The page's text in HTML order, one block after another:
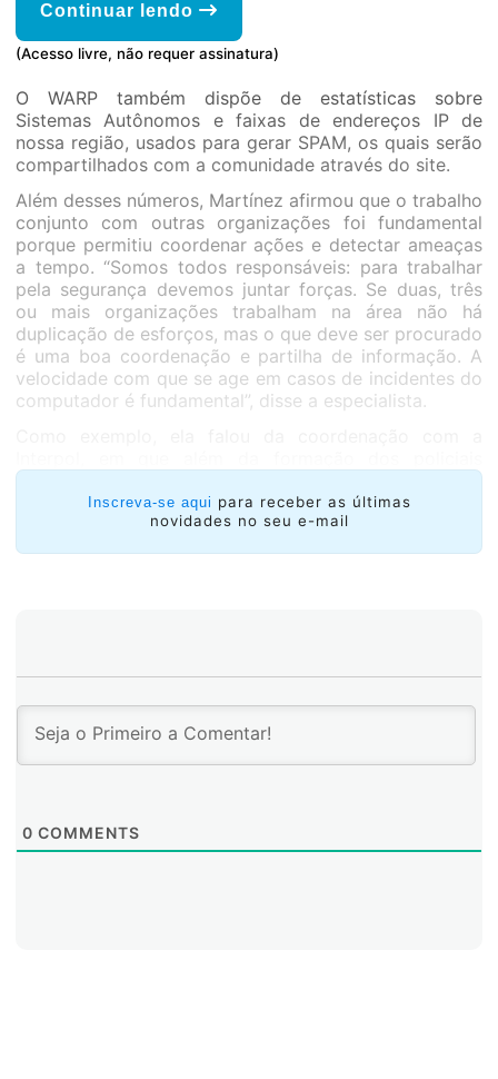
Continuar lendo
(Acesso livre, não requer assinatura)
O WARP também dispõe de estatísticas sobre
Sistemas Autônomos e faixas de endereços IP de
nossa região, usados para gerar SPAM, os quais serão
compartilhados com a comunidade através do site.
Além desses números, Martínez afirmou que o trabalho
conjunto com outras organizações foi fundamental
porque permitiu coordenar ações e detectar ameaças
a tempo. “Somos todos responsáveis: para trabalhar
pela segurança devemos juntar forças. Se duas, três
ou mais organizações trabalham na área não há
duplicação de esforços, mas o que deve ser procurado
é uma boa coordenação e partilha de informação. A
velocidade com que se age em casos de incidentes do
computador é fundamental”, disse a especialista.
realizada pelo WARP, colocaram grande ênfase na
prevenção e alerta aos usuários sobre os crimes
cometidos on-line.
Inscreva-se aqui para receber as últimas
novidades no seu e-mail
0 COMMENTS